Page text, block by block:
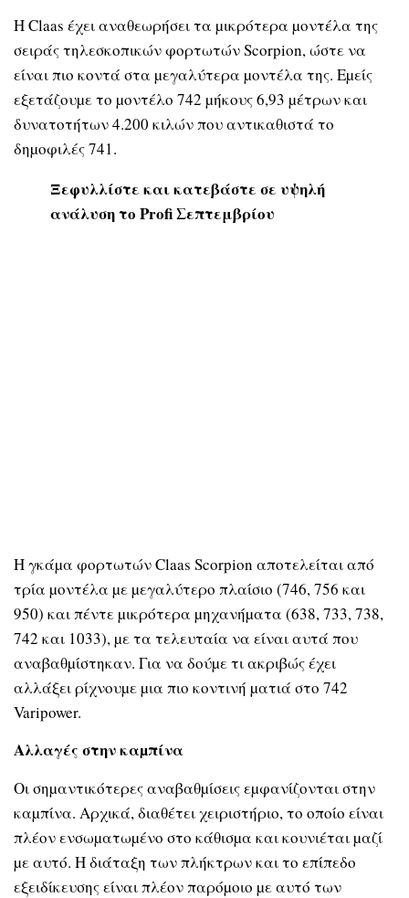
Η Claas έχει αναθεωρήσει τα µικρότερα µοντέλα της
σειράς τηλεσκοπικών φορτωτών Scorpion, ώστε να
είναι πιο κοντά στα µεγαλύτερα µοντέλα της. Εµείς
εξετάζουµε το µοντέλο 742 µήκους 6,93 µέτρων και
δυνατοτήτων 4.200 κιλών που αντικαθιστά το
δηµοφιλές 741.
Ξεφυλλίστε και κατεβάστε σε υψηλή
ανάλυση το Profi Σεπτεμβρίου
Η γκάµα φορτωτών Claas Scorpion αποτελείται από
τρία µοντέλα µε µεγαλύτερο πλαίσιο (746, 756 και
950) και πέντε µικρότερα µηχανήµατα (638, 733, 738,
742 και 1033), µε τα τελευταία να είναι αυτά που
αναβαθµίστηκαν. Για να δούµε τι ακριβώς έχει
αλλάξει ρίχνουµε µια πιο κοντινή µατιά στο 742
Varipower.
Αλλαγές στην καµπίνα
Οι σηµαντικότερες αναβαθµίσεις εµφανίζονται στην
καµπίνα. Αρχικά, διαθέτει χειριστήριο, το οποίο είναι
πλέον ενσωµατωµένο στο κάθισµα και κουνιέται µαζί
µε αυτό. Η διάταξη των πλήκτρων και το επίπεδο
εξειδίκευσης είναι πλέον παρόµοιο µε αυτό των